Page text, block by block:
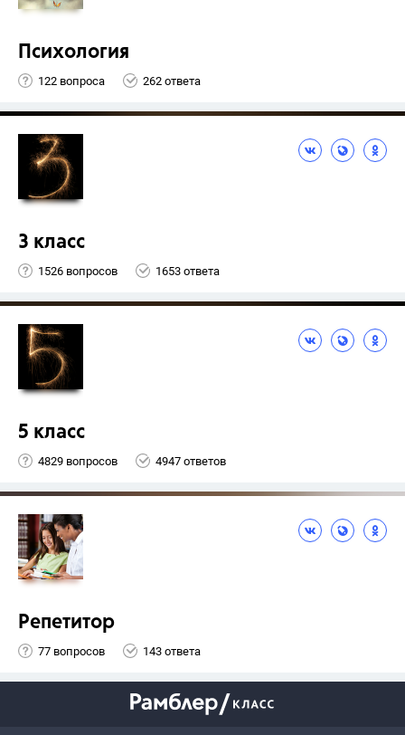
Психология
122 вопроса 262 ответа
3 класс
1526 вопросов 1653 ответа
5 класс
4829 вопросов 4947 ответов
Репетитор
77 вопросов 143 ответа